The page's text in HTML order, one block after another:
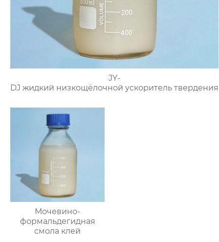
JY-
DJ жидкий низкощёлочной ускоритель твердения
Мочевино-
формальдегидная
смола клей